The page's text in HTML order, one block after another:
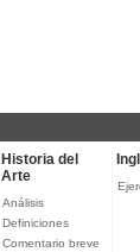
Historia del
Arte
Análisis
Definiciones
Comentario breve